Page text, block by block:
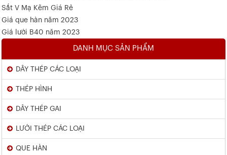
Sắt V Mạ Kẽm Giá Rẻ
Giá que hàn năm 2023
Giá lưới B40 năm 2023
DANH MỤC SẢN PHẨM
DÂY THÉP CÁC LOẠI
THÉP HÌNH
DÂY THÉP GAI
LƯỚI THÉP CÁC LOẠI
QUE HÀN